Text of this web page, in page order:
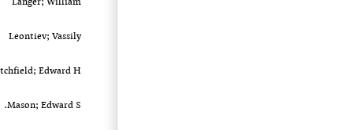
Leontiev; Vassily
Edward H.
Mason; Edward S.